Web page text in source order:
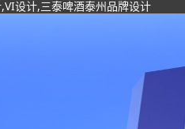
设计,三泰啤酒泰州品牌设计